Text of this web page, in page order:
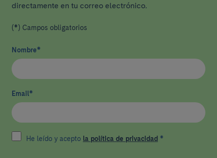
directamente en tu correo electrónico.
(*) Campos obligatorios
Nombre*
Email*
He leído y acepto la política de privacidad *